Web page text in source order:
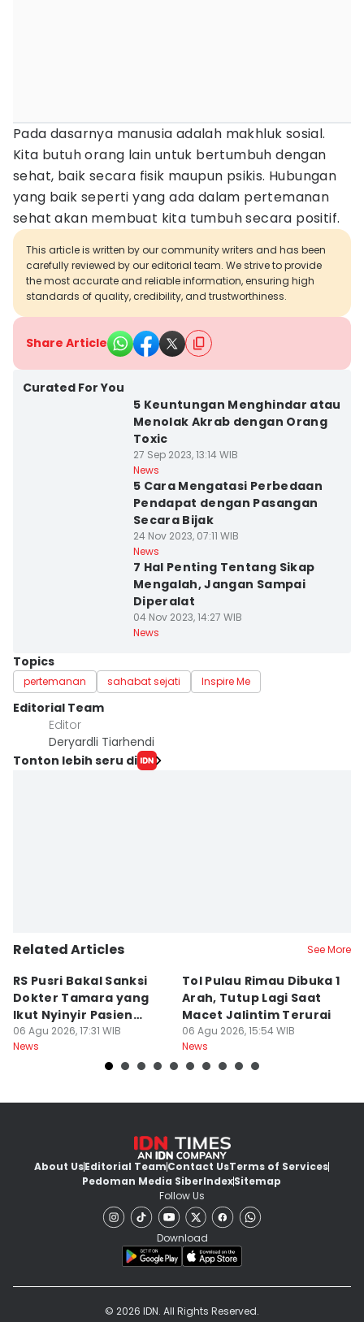
Pada dasarnya manusia adalah makhluk sosial.
Kita butuh orang lain untuk bertumbuh dengan
sehat, baik secara fisik maupun psikis. Hubungan
yang baik seperti yang ada dalam pertemanan
sehat akan membuat kita tumbuh secara positif.
This article is written by our community writers and has been
carefully reviewed by our editorial team. We strive to provide
the most accurate and reliable information, ensuring high
standards of quality, credibility, and trustworthiness.
Share Article
Curated For You
5 Keuntungan Menghindar atau
Menolak Akrab dengan Orang
Toxic
27 Sep 2023, 13:14 WIB
News
5 Cara Mengatasi Perbedaan
Pendapat dengan Pasangan
Secara Bijak
24 Nov 2023, 07:11 WIB
News
7 Hal Penting Tentang Sikap
Mengalah, Jangan Sampai
Diperalat
04 Nov 2023, 14:27 WIB
News
Topics
pertemanan sahabat sejati Inspire Me
Editorial Team
Editor
Deryardli Tiarhendi
Tonton lebih seru di
Related Articles See More
RS Pusri Bakal Sanksi
Dokter Tamara yang
Ikut Nyinyir Pasien
Yurizal
06 Agu 2026, 17:31 WIB
News
Tol Pulau Rimau Dibuka 1
Arah, Tutup Lagi Saat
Macet Jalintim Terurai
06 Agu 2026, 15:54 WIB
News
About UsEditorial TeamContact UsTerms of Services
Pedoman Media SiberIndexSitemap
Follow Us
Download
© 2026 IDN. All Rights Reserved.